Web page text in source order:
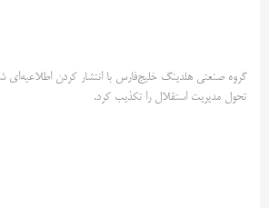
گروه صنعتی هلدینگ خلیج‌فارس با انتشار کردن اطلاعیه‌ای
تحول مدیریت استقلال را تکذیب کرد.